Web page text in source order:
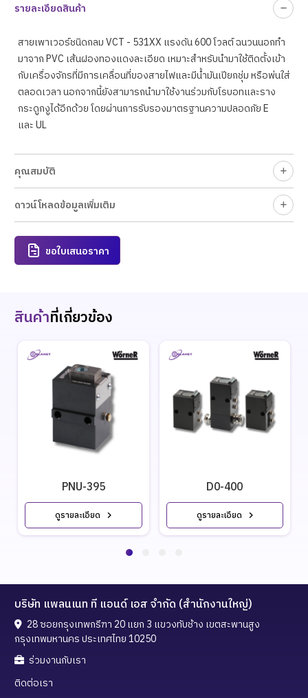
รายละเอียดสินค้า
สายเพาเวอร์ชนิดกลม VCT - 531XX แรงดัน 600 โวลต์ ฉนวนนอกทำ
มาจาก PVC เส้นฝองทองแดงละเอียด เหมาะสำหรับนำมาใช้ติดตั้งเข้า
กับเครื่องจักรที่มีการเคลื่อนที่ของสายไฟและมีน้ำมันเปียกชุ่ม หรือพ่นใส่
ตลอดเวลา นอกจากนี้ยังสามารถนำมาใช้งานร่วมกับโรบอทและราง
กระดูกงูได้อีกด้วย โดยผ่านการรับรองมาตรฐานความปลอดภัย E
และ UL
คุณสมบัติ
ดาวน์โหลดข้อมูลเพิ่มเติม
ขอใบเสนอราคา
สินค้าที่เกี่ยวข้อง
ดูรายละเอียด
PNU-395
ดูรายละเอียด
D0-400
บริษัท แพลนเนท ที แอนด์ เอส จำกัด (สำนักงานใหญ่)
28 ซอยกรุงเทพกรีฑา 20 แยก 3 แขวงทับช้าง เขตสะพานสูง
กรุงเทพมหานคร ประเทศไทย 10250
ร่วมงานกับเรา
ติดต่อเรา